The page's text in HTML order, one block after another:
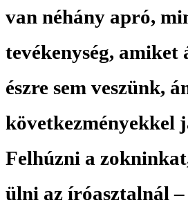
van néhány apró,
tevékenység, amiket
észre sem veszünk,
következményekkel
Felhúzni a
ülni az íróasztalnál –